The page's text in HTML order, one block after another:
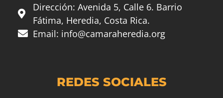
Dirección: Avenida 5, Calle 6. Barrio
Fátima, Heredia, Costa Rica.
Email: info@camaraheredia.org
REDES SOCIALES